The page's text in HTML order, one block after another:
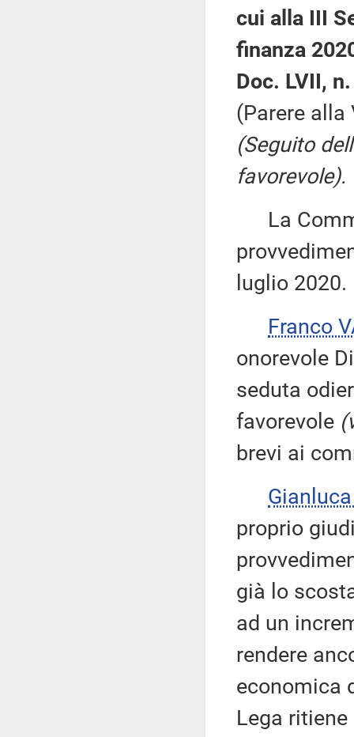
cui alla III
finanza
Doc. LVII,
(Parere alla
(Seguito
favorevole).
La
luglio 2020.
Franco
onorevole
seduta
favorevole
brevi ai
proprio
già lo
ad un
rendere
economica
Lega